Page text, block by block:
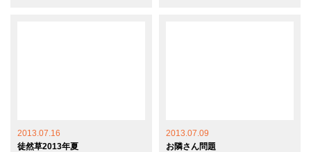
2013.07.16
徒然草2013年夏
2013.07.09
お隣さん問題